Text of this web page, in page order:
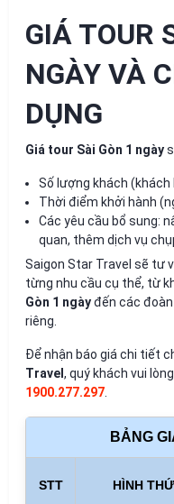
GIÁ TOUR
NGÀY VÀ
DỤNG
Giá tour Sài Gòn 1 ngày
Số lượng khách (khách
Thời điểm khởi hành
Các yêu cầu bổ sung:
quan, thêm dịch vụ
Saigon Star Travel sẽ tư
từng nhu cầu cụ thể, từ
Gòn 1 ngàyđến các
riêng.
Để nhận báo giá chi tiết
Travel , quý khách vui
1900.277.297.
BẢNG
STT HÌNH